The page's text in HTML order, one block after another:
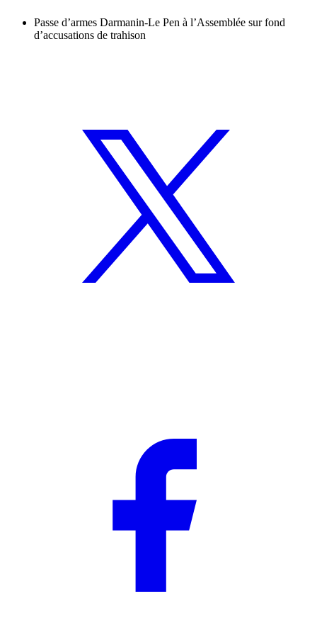
Passe d’armes Darmanin-Le Pen à l’Assemblée sur fond
d’accusations de trahison